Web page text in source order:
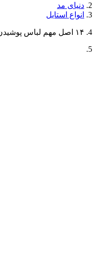
دنیای مد
انواع استایل
۱۴ اصل مهم لباس پوشیدن که در نوروز ۱۴۰۱ باید رعایت کنید